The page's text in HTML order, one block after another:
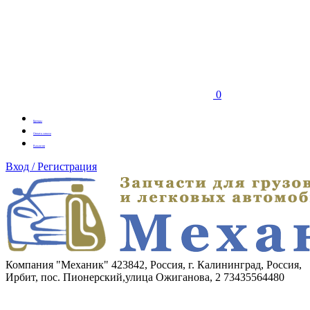
0
Бренды
Оплата заказа
Вакансии
Вход / Регистрация
Компания "Механик" 423842, Россия, г. Калининград, Россия,
Ирбит, пос. Пионерский,улица Ожиганова, 2 73435564480